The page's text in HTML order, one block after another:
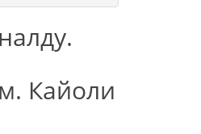
Кайоли